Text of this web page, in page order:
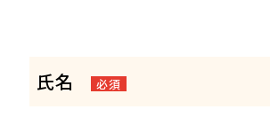
氏名 必須